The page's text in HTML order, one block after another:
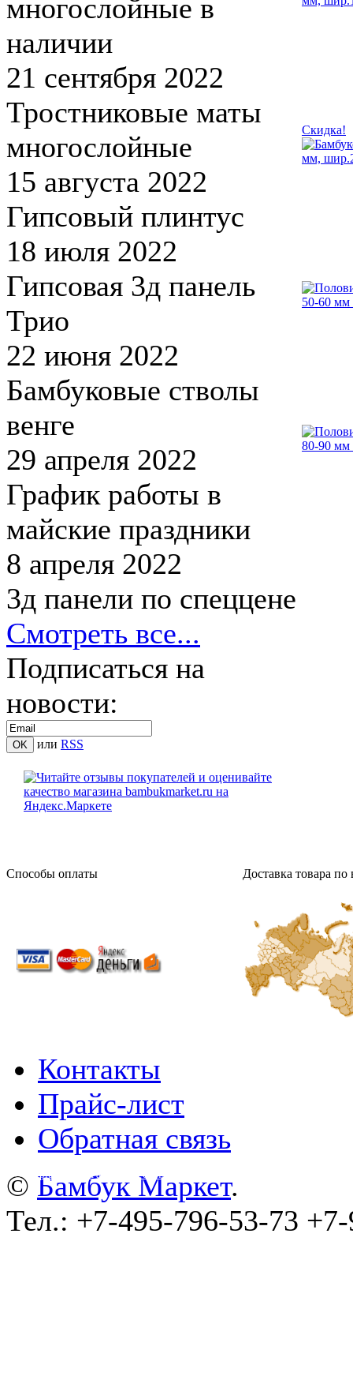
многослойные в
наличии
21 сентября 2022
Тростниковые маты
многослойные
15 августа 2022
Гипсовый плинтус
18 июля 2022
Гипсовая 3д панель
Трио
22 июня 2022
Бамбуковые стволы
венге
29 апреля 2022
График работы в
майские праздники
8 апреля 2022
3д панели по спеццене
Смотреть все...
Подписаться на
новости:
или RSS
Скидка!
Способы оплаты Доставка товара по
Контакты
Прайс-лист
Обратная связь
© wa-plugins.ru - Разработка сайта
© Бамбук Маркет.
Тел.: +7-495-796-53-73